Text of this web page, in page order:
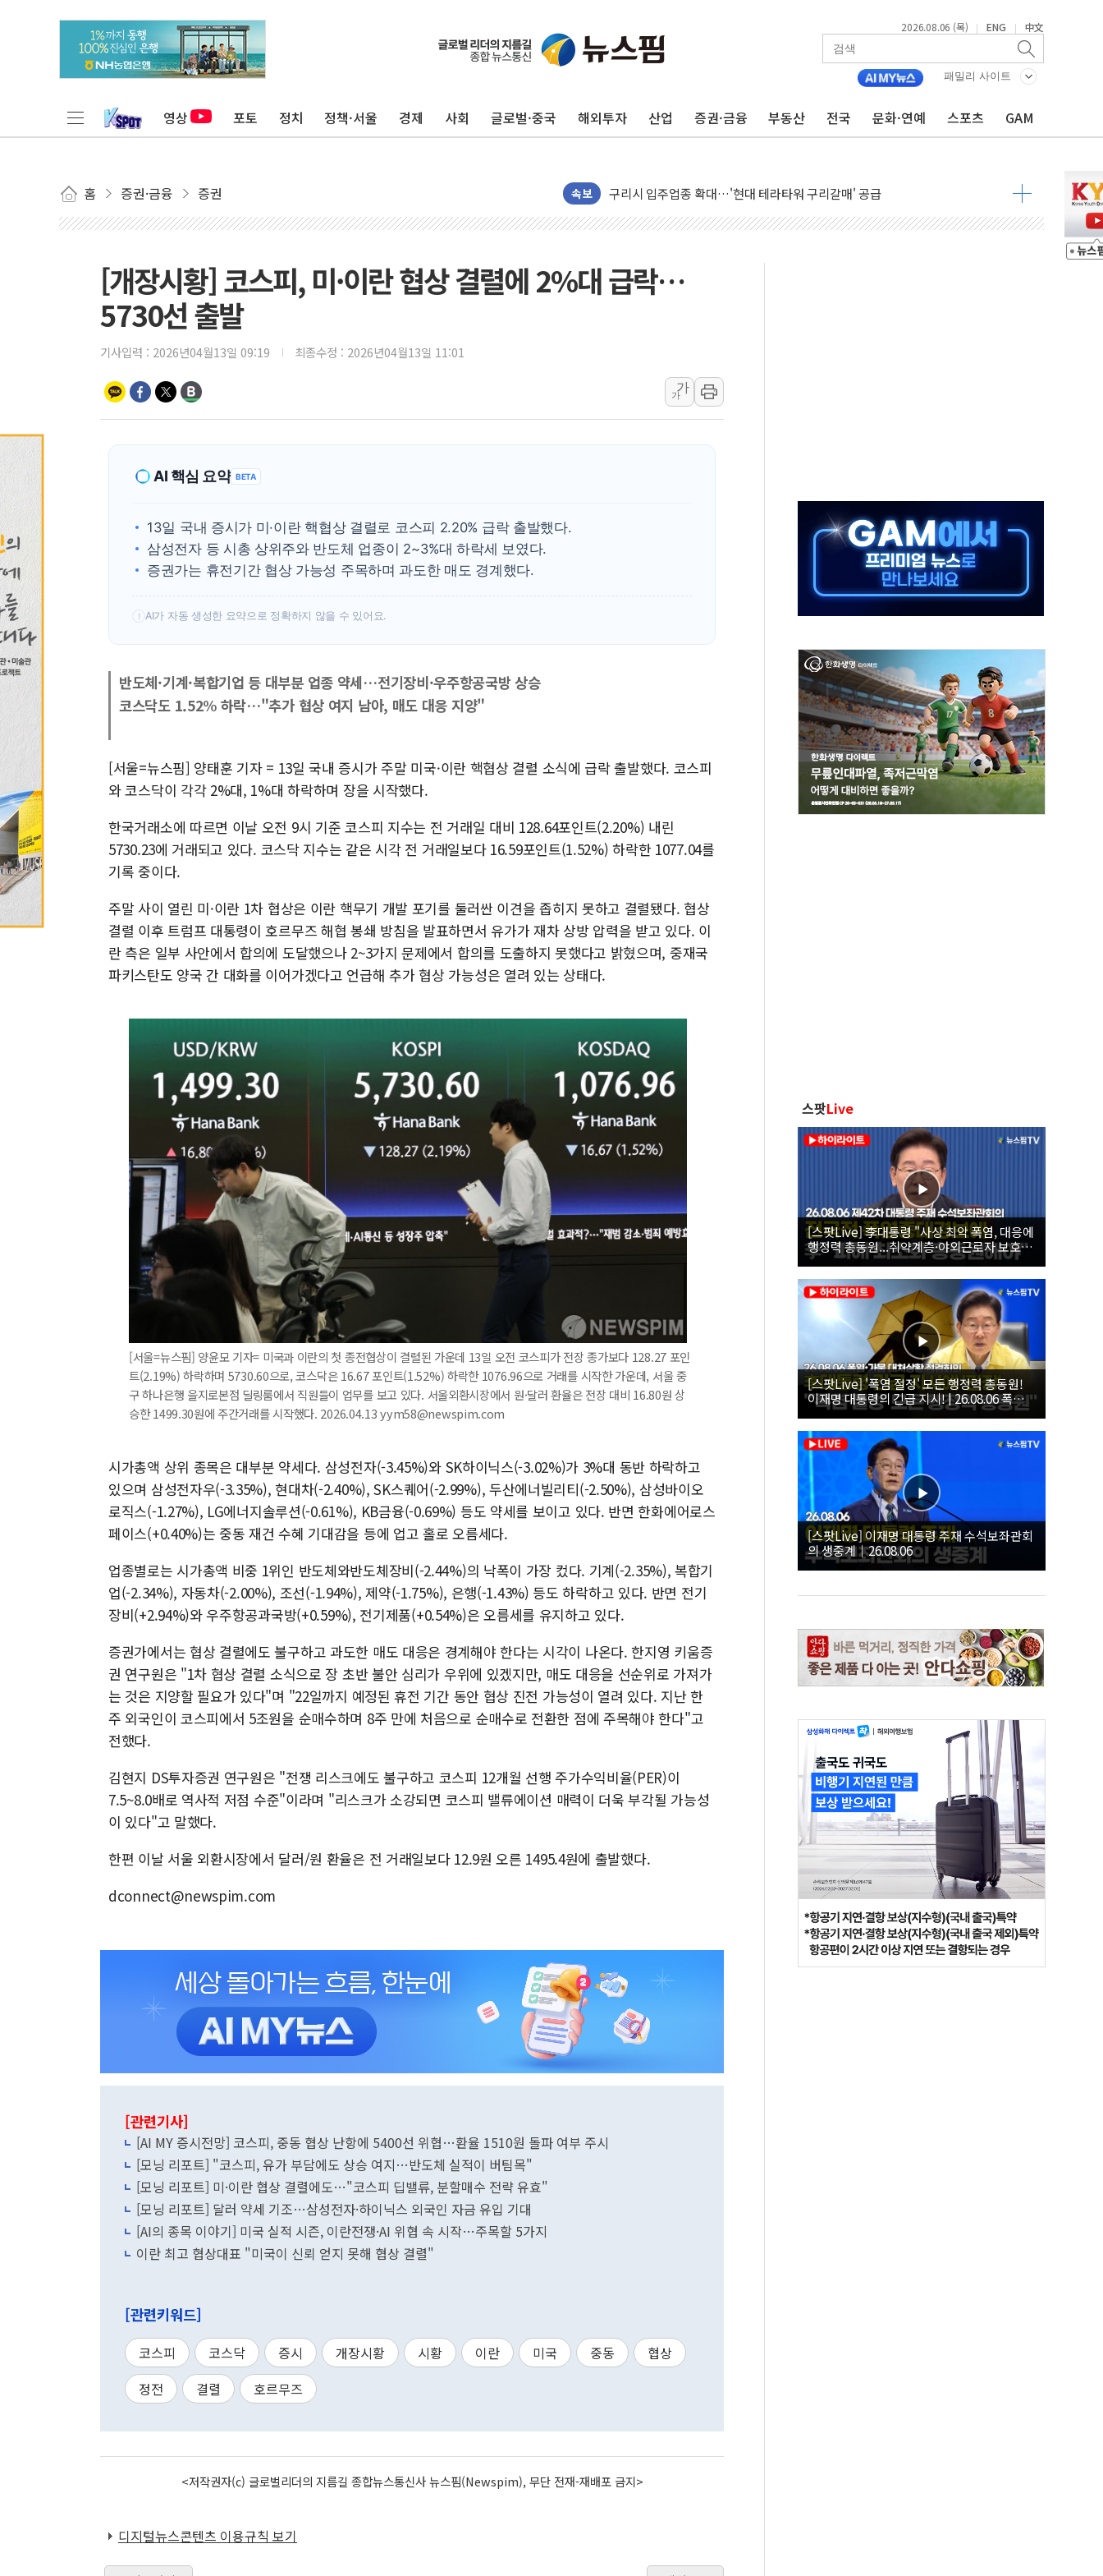
2026.08.06 (목) | ENG | 中文
패밀리 사이트
영상 포토 정치 정책·서울 경제 사회 글로벌·중국 해외투자 산업 증권·금융 부동산 전국 문화·연예 스포츠 GAM
홈 증권·금융 증권 속보
서울 아파트값 0.26%↑…상승폭 커졌지만 고가주택 밀집된 강남·서초 둔화
효성중공업, 덴마크에 초고압변압기 첫 공급...국가 전력망에 첫 입성
CJ프레시웨이, 2분기 영업익 14.2% 감소…"온라인 사업으로 성장"
초박빙 경선에 친명계 '추가 투표' 요구...친청계 응집력 '희석' 전략 통할까
KCC, 실적은 주춤했지만…'매출 절반' 실리콘 반등에 하반기 기대
정점식 "사관학교 통합 정치 프레임에 졸속 추진…'잼데믹' 안보까지 몰고 와"
日, 아키타에 일본 최대 규모의 AI 데이터센터 건설 추진
[종합] 李대통령 "취약계층 안부에 AI 활용…이주노동자 폭염 방치, 국격 훼손"
李대통령 "국민 체감 못 하는 정책은 무용…성역 없는 국정 개선 집행"
현대백화점그룹, 농식품부와 농촌 창업기업 15곳 키운다
中 미국 신장 제재에 '강경 맞 보복' 대미 드론 수출 통제· 기업 제재
[개장시황] 코스피, 미·이란 협상 결렬에 2%대 급락…
5730선 출발
기사입력 : 2026년04월13일 09:19 최종수정 : 2026년04월13일 11:01
가
가
AI 핵심 요약 BETA
13일 국내 증시가 미·이란 핵협상 결렬로 코스피 2.20% 급락 출발했다.
삼성전자 등 시총 상위주와 반도체 업종이 2~3%대 하락세 보였다.
증권가는 휴전기간 협상 가능성 주목하며 과도한 매도 경계했다.
! AI가 자동 생성한 요약으로 정확하지 않을 수 있어요.
반도체·기계·복합기업 등 대부분 업종 약세…전기장비·우주항공국방 상승
코스닥도 1.52% 하락…"추가 협상 여지 남아, 매도 대응 지양"
[서울=뉴스핌] 양태훈 기자 = 13일 국내 증시가 주말 미국·이란 핵협상 결렬 소식에 급락 출발했다. 코스피
와 코스닥이 각각 2%대, 1%대 하락하며 장을 시작했다.
한국거래소에 따르면 이날 오전 9시 기준 코스피 지수는 전 거래일 대비 128.64포인트(2.20%) 내린
5730.23에 거래되고 있다. 코스닥 지수는 같은 시각 전 거래일보다 16.59포인트(1.52%) 하락한 1077.04를
기록 중이다.
주말 사이 열린 미·이란 1차 협상은 이란 핵무기 개발 포기를 둘러싼 이견을 좁히지 못하고 결렬됐다. 협상
결렬 이후 트럼프 대통령이 호르무즈 해협 봉쇄 방침을 발표하면서 유가가 재차 상방 압력을 받고 있다. 이
란 측은 일부 사안에서 합의에 도달했으나 2~3가지 문제에서 합의를 도출하지 못했다고 밝혔으며, 중재국
파키스탄도 양국 간 대화를 이어가겠다고 언급해 추가 협상 가능성은 열려 있는 상태다.
[서울=뉴스핌] 양윤모 기자= 미국과 이란의 첫 종전협상이 결렬된 가운데 13일 오전 코스피가 전장 종가보다 128.27 포인
트(2.19%) 하락하며 5730.60으로, 코스닥은 16.67 포인트(1.52%) 하락한 1076.96으로 거래를 시작한 가운데, 서울 중
구 하나은행 을지로본점 딜링룸에서 직원들이 업무를 보고 있다. 서울외환시장에서 원·달러 환율은 전장 대비 16.80원 상
승한 1499.30원에 주간거래를 시작했다. 2026.04.13 yym58@newspim.com
시가총액 상위 종목은 대부분 약세다. 삼성전자(-3.45%)와 SK하이닉스(-3.02%)가 3%대 동반 하락하고
있으며 삼성전자우(-3.35%), 현대차(-2.40%), SK스퀘어(-2.99%), 두산에너빌리티(-2.50%), 삼성바이오
로직스(-1.27%), LG에너지솔루션(-0.61%), KB금융(-0.69%) 등도 약세를 보이고 있다. 반면 한화에어로스
페이스(+0.40%)는 중동 재건 수혜 기대감을 등에 업고 홀로 오름세다.
업종별로는 시가총액 비중 1위인 반도체와반도체장비(-2.44%)의 낙폭이 가장 컸다. 기계(-2.35%), 복합기
업(-2.34%), 자동차(-2.00%), 조선(-1.94%), 제약(-1.75%), 은행(-1.43%) 등도 하락하고 있다. 반면 전기
장비(+2.94%)와 우주항공과국방(+0.59%), 전기제품(+0.54%)은 오름세를 유지하고 있다.
증권가에서는 협상 결렬에도 불구하고 과도한 매도 대응은 경계해야 한다는 시각이 나온다. 한지영 키움증
권 연구원은 "1차 협상 결렬 소식으로 장 초반 불안 심리가 우위에 있겠지만, 매도 대응을 선순위로 가져가
는 것은 지양할 필요가 있다"며 "22일까지 예정된 휴전 기간 동안 협상 진전 가능성이 열려 있다. 지난 한
주 외국인이 코스피에서 5조원을 순매수하며 8주 만에 처음으로 순매수로 전환한 점에 주목해야 한다"고
전했다.
김현지 DS투자증권 연구원은 "전쟁 리스크에도 불구하고 코스피 12개월 선행 주가수익비율(PER)이
7.5~8.0배로 역사적 저점 수준"이라며 "리스크가 소강되면 코스피 밸류에이션 매력이 더욱 부각될 가능성
이 있다"고 말했다.
한편 이날 서울 외환시장에서 달러/원 환율은 전 거래일보다 12.9원 오른 1495.4원에 출발했다.
dconnect@newspim.com
[관련기사]
[AI MY 증시전망] 코스피, 중동 협상 난항에 5400선 위협…환율 1510원 돌파 여부 주시
[모닝 리포트] "코스피, 유가 부담에도 상승 여지…반도체 실적이 버팀목"
[모닝 리포트] 미·이란 협상 결렬에도…"코스피 딥밸류, 분할매수 전략 유효"
[모닝 리포트] 달러 약세 기조…삼성전자·하이닉스 외국인 자금 유입 기대
[AI의 종목 이야기] 미국 실적 시즌, 이란전쟁·AI 위협 속 시작…주목할 5가지
이란 최고 협상대표 "미국이 신뢰 얻지 못해 협상 결렬"
[관련키워드]
코스피 코스닥 증시 개장시황 시황 이란 미국 중동
협상
정전
결렬 호르무즈
<저작권자(c) 글로벌리더의 지름길 종합뉴스통신사 뉴스핌(Newspim), 무단 전재-재배포 금지>
디지털뉴스콘텐츠 이용규칙 보기
스팟Live
[스팟Live] 李대통령 "사상 최악 폭염, 대응에
행정력 총동원...취약계층·야외근로자 보호에
힘써야"｜26.08.06 제42차 대통령 주재 수석
보좌관회의
[스팟Live] '폭염 절정' 모든 행정력 총동원!
이재명 대통령의 긴급 지시! | 26.08.06 폭염•
가뭄 대처상황 점검회의
[스팟Live] 이재명 대통령 주재 수석보좌관회
의 생중계｜26.08.06